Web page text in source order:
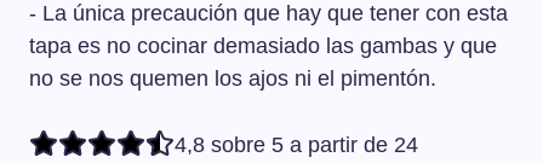
- La única precaución que hay que tener con esta
tapa es no cocinar demasiado las gambas y que
no se nos quemen los ajos ni el pimentón.
4,8 sobre 5 a partir de 24